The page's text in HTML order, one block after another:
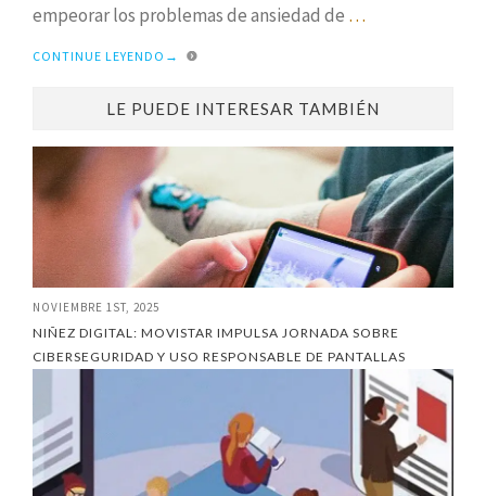
empeorar los problemas de ansiedad de …
CONTINUE LEYENDO →
LE PUEDE INTERESAR TAMBIÉN
NOVIEMBRE 1ST, 2025
NIÑEZ DIGITAL: MOVISTAR IMPULSA JORNADA SOBRE
CIBERSEGURIDAD Y USO RESPONSABLE DE PANTALLAS